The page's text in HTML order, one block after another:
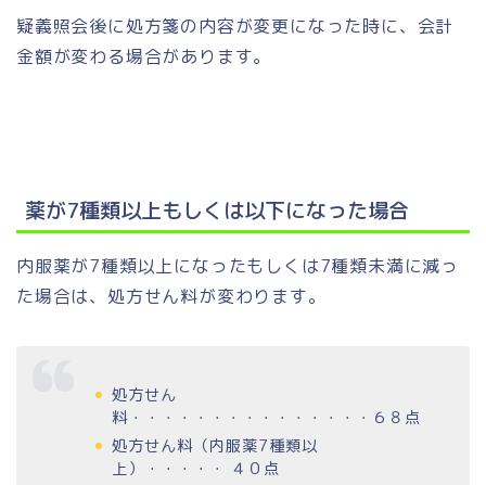
疑義照会後に処方箋の内容が変更になった時に、会計
金額が変わる場合があります。
薬が7種類以上もしくは以下になった場合
内服薬が7種類以上になったもしくは7種類未満に減っ
た場合は、処方せん料が変わります。
処方せん
料・・・・・・・・・・・・・・・６８点
処方せん料（内服薬7種類以
上）・・・・・ ４０点